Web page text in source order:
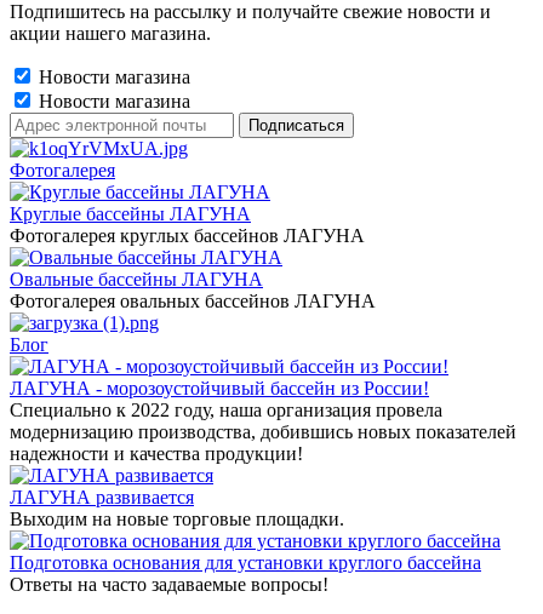
Подпишитесь на рассылку и получайте свежие новости и
акции нашего магазина.
Новости магазина
Новости магазина
Фотогалерея
Круглые бассейны ЛАГУНА
Фотогалерея круглых бассейнов ЛАГУНА
Овальные бассейны ЛАГУНА
Фотогалерея овальных бассейнов ЛАГУНА
Блог
ЛАГУНА - морозоустойчивый бассейн из России!
Специально к 2022 году, наша организация провела
модернизацию производства, добившись новых показателей
надежности и качества продукции!
ЛАГУНА развивается
Выходим на новые торговые площадки.
Подготовка основания для установки круглого бассейна
Ответы на часто задаваемые вопросы!